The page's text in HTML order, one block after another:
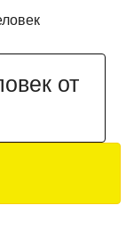
от